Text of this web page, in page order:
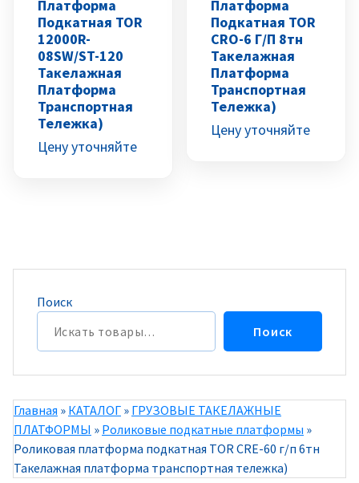
Платформа
Подкатная TOR
12000R-
08SW/ST-120
Такелажная
Платформа
Транспортная
Тележка)
Цену уточняйте
Платформа
Подкатная TOR
CRО-6 Г/п 8тн
Такелажная
Платформа
Транспортная
Тележка)
Цену уточняйте
Поиск
Поиск
Главная » КАТАЛОГ » ГРУЗОВЫЕ ТАКЕЛАЖНЫЕ
ПЛАТФОРМЫ » Роликовые подкатные платформы »
Роликовая платформа подкатная TOR CRE-60 г/п 6тн
Такелажная платформа транспортная тележка)